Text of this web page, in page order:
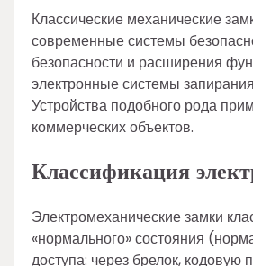
Классические механические
современные системы
безопасности и расширения
электронные системы
Устройства подобного рода
коммерческих объектов.
Классификация
Электромеханические замки
«нормального» состояния
доступа: через брелок, кодовую